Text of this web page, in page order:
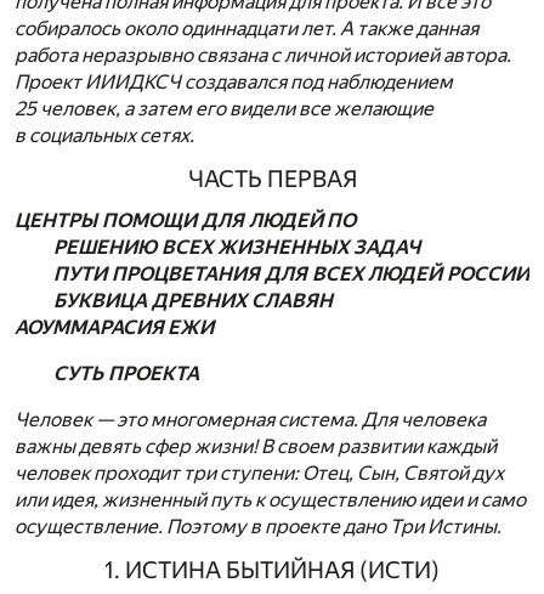
собиралось около одиннадцати лет. А также данная
работа неразрывно связана с личной историей автора.
Проект ИИИДКСЧ создавался под наблюдением
25 человек, а затем его видели все желающие
в социальных сетях.
ЧАСТЬ ПЕРВАЯ
ЦЕНТРЫ ПОМОЩИ ДЛЯ ЛЮДЕЙ ПО
РЕШЕНИЮ ВСЕХ ЖИЗНЕННЫХ ЗАДАЧ
ПУТИ ПРОЦВЕТАНИЯ ДЛЯ ВСЕХ ЛЮДЕЙ РОССИИ
БУКВИЦА ДРЕВНИХ СЛАВЯН
АОУММАРАСИЯ ЕЖИ
СУТЬ ПРОЕКТА
Человек — это многомерная система. Для человека
важны девять сфер жизни! В своем развитии каждый
человек проходит три ступени: Отец, Сын, Святой дух
или идея, жизненный путь к осуществлению идеи и само
осуществление. Поэтому в проекте дано Три Истины.
1. ИСТИНА БЫТИЙНАЯ (ИСТИ)